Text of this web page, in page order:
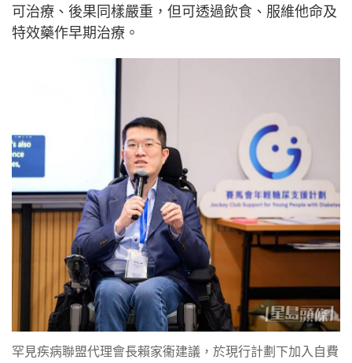
可治療、後果同樣嚴重，但可透過飲食、服維他命及
特效藥作早期治療。
罕見疾病聯盟代理會長賴家衞建議，於現行計劃下加入自費